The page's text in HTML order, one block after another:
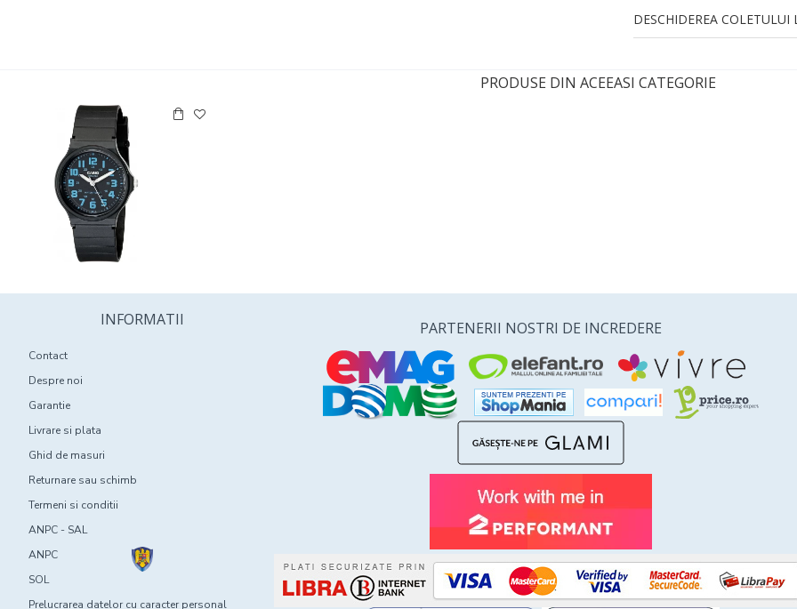
DESCHIDEREA COLETULUI
PRODUSE DIN ACEEASI CATEGORIE
INFORMATII
Contact
Despre noi
Garantie
Livrare si plata
Ghid de masuri
Returnare sau schimb
Termeni si conditii
ANPC - SAL
ANPC
SOL
Prelucrarea datelor cu caracter personal
PARTENERII NOSTRI DE INCREDERE